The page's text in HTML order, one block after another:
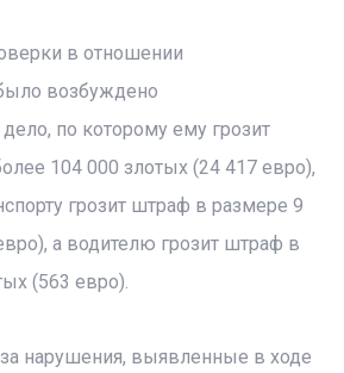
в отношении
возбуждено
по которому ему грозит
104 000 злотых (24 417 евро),
грозит штраф в размере 9
а водителю грозит штраф в
(563 евро).
нарушения, выявленные в ходе